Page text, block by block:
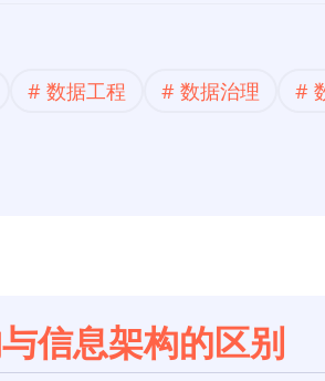
数据工程 数据治理
信息架构的区别